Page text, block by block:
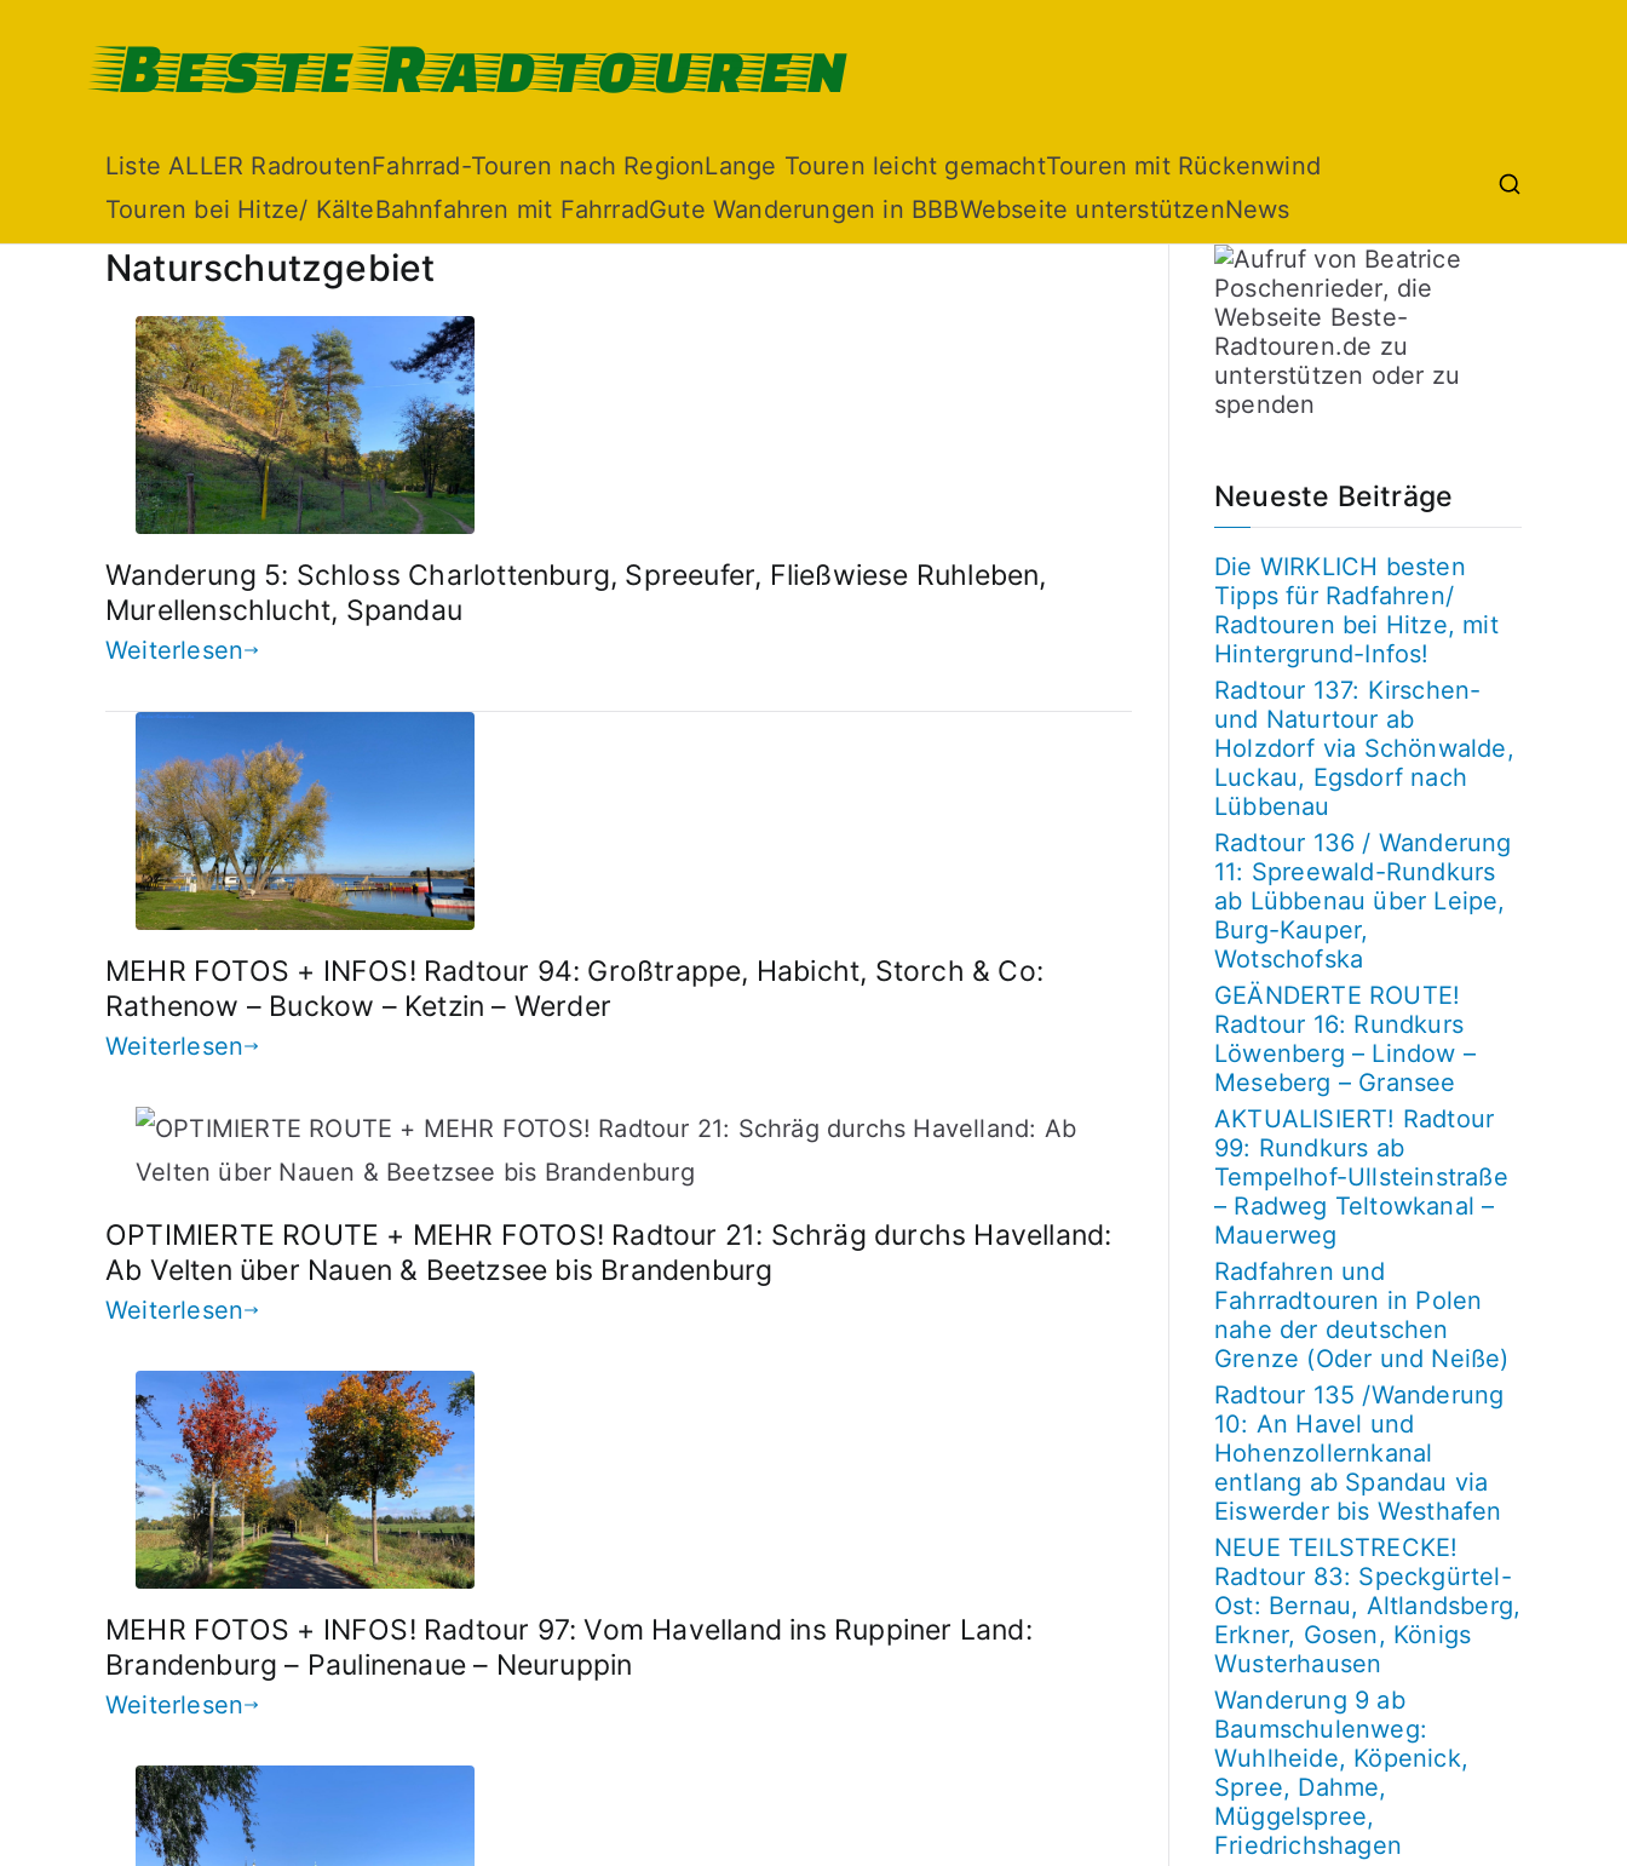
Beste Radtouren
Liste ALLER RadroutenFahrrad-Touren nach RegionLange Touren leicht gemachtTouren mit Rückenwind
Touren bei Hitze/ KälteBahnfahren mit FahrradGute Wanderungen in BBBWebseite unterstützenNews
Naturschutzgebiet
Wanderung 5: Schloss Charlottenburg, Spreeufer, Fließwiese Ruhleben,
Murellenschlucht, Spandau
Weiterlesen
MEHR FOTOS + INFOS! Radtour 94: Großtrappe, Habicht, Storch & Co:
Rathenow – Buckow – Ketzin – Werder
Weiterlesen
OPTIMIERTE ROUTE + MEHR FOTOS! Radtour 21: Schräg durchs Havelland:
Ab Velten über Nauen & Beetzsee bis Brandenburg
Weiterlesen
MEHR FOTOS + INFOS! Radtour 97: Vom Havelland ins Ruppiner Land:
Brandenburg – Paulinenaue – Neuruppin
Weiterlesen
Neueste Beiträge
Die WIRKLICH besten
Tipps für Radfahren/
Radtouren bei Hitze, mit
Hintergrund-Infos!
Radtour 137: Kirschen-
und Naturtour ab
Holzdorf via Schönwalde,
Luckau, Egsdorf nach
Lübbenau
Radtour 136 / Wanderung
11: Spreewald-Rundkurs
ab Lübbenau über Leipe,
Burg-Kauper,
Wotschofska
GEÄNDERTE ROUTE!
Radtour 16: Rundkurs
Löwenberg – Lindow –
Meseberg – Gransee
AKTUALISIERT! Radtour
99: Rundkurs ab
Tempelhof-Ullsteinstraße
– Radweg Teltowkanal –
Mauerweg
Radfahren und
Fahrradtouren in Polen
nahe der deutschen
Grenze (Oder und Neiße)
Radtour 135 /Wanderung
10: An Havel und
Hohenzollernkanal
entlang ab Spandau via
Eiswerder bis Westhafen
NEUE TEILSTRECKE!
Radtour 83: Speckgürtel-
Ost: Bernau, Altlandsberg,
Erkner, Gosen, Königs
Wusterhausen
Wanderung 9 ab
Baumschulenweg:
Wuhlheide, Köpenick,
Spree, Dahme,
Müggelspree,
Friedrichshagen